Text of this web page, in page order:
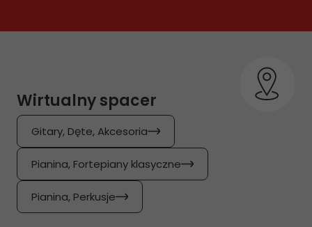
Wirtualny spacer
Gitary, Dęte, Akcesoria
Pianina, Fortepiany klasyczne
Pianina, Perkusje